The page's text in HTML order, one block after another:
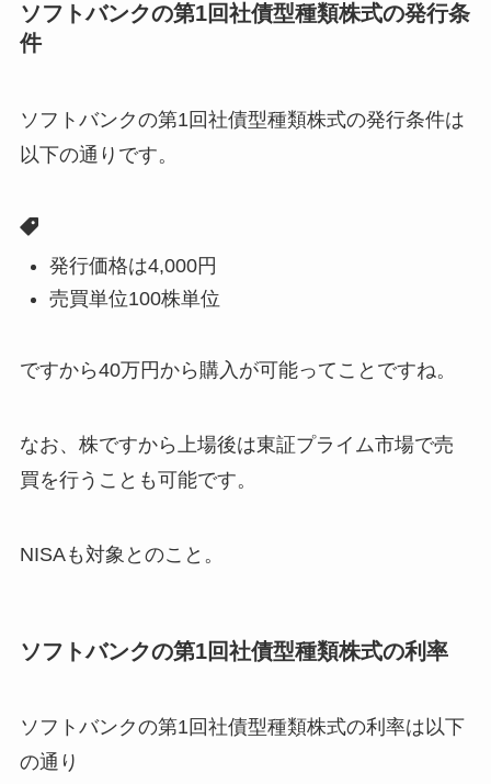
ソフトバンクの第1回社債型種類株式の発行条
件
ソフトバンクの第1回社債型種類株式の発行条件は
以下の通りです。
発行価格は4,000円
売買単位100株単位
ですから40万円から購入が可能ってことですね。
なお、株ですから上場後は東証プライム市場で売
買を行うことも可能です。
NISAも対象とのこと。
ソフトバンクの第1回社債型種類株式の利率
ソフトバンクの第1回社債型種類株式の利率は以下
の通り